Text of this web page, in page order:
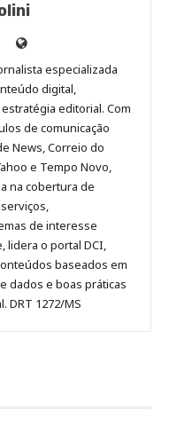
Site
de
Anny
Malagolini
especializada
digital,
editorial. Com
de comunicação
News, Correio do
e Tempo Novo,
na cobertura de
de interesse
lidera o portal DCI,
baseados em
dados e boas práticas
DRT 1272/MS